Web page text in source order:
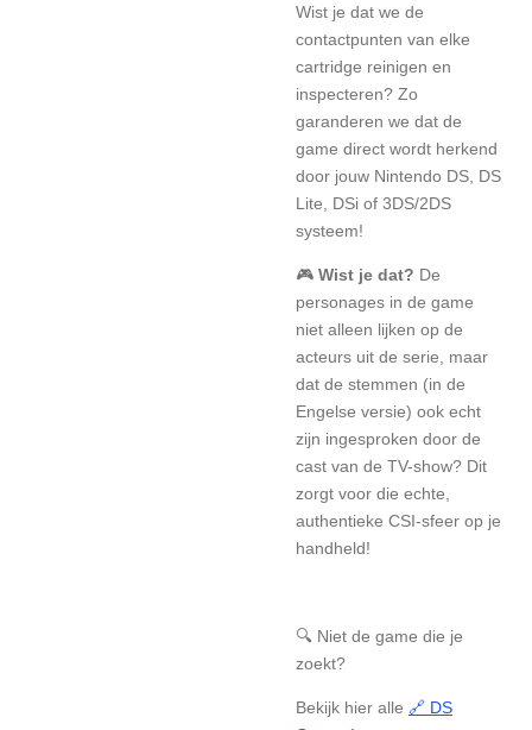
Wist je dat we de
contactpunten van elke
cartridge reinigen en
inspecteren? Zo
garanderen we dat de
game direct wordt herkend
door jouw Nintendo DS, DS
Lite, DSi of 3DS/2DS
systeem!
🎮 Wist je dat? De
personages in de game
niet alleen lijken op de
acteurs uit de serie, maar
dat de stemmen (in de
Engelse versie) ook echt
zijn ingesproken door de
cast van de TV-show? Dit
zorgt voor die echte,
authentieke CSI-sfeer op je
handheld!
🔍 Niet de game die je
zoekt?
Bekijk hier alle 🔗 DS